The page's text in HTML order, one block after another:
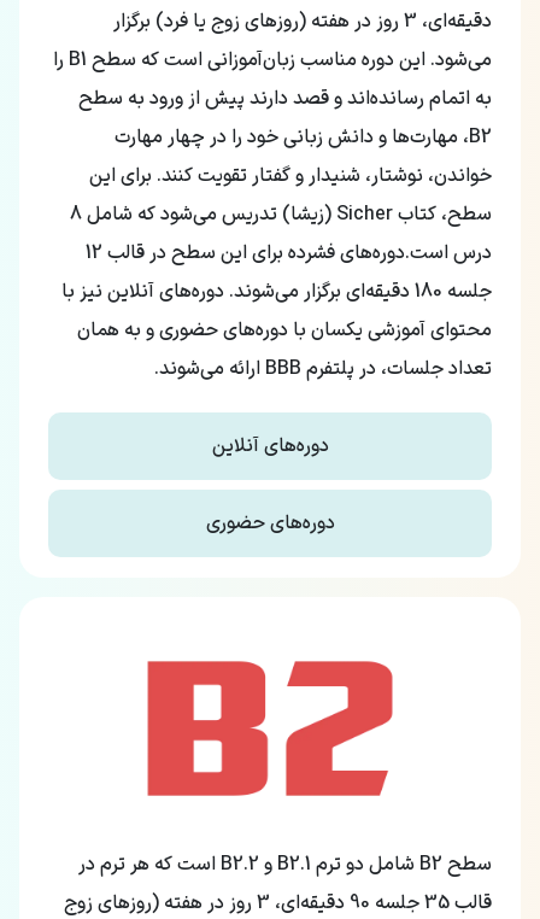
دقیقه‌ای، 3 روز در هفته (روزهای زوج یا فرد) برگزار
می‌شود. این دوره مناسب زبان‌آموزانی است که سطح B1 را
به اتمام رسانده‌اند و قصد دارند پیش از ورود به سطح
B2، مهارت‌ها و دانش زبانی خود را در چهار مهارت
خواندن، نوشتار، شنیدار و گفتار تقویت کنند. برای این
سطح، کتاب Sicher (زیشا) تدریس می‌شود که شامل 8
درس است.دوره‌های فشرده برای این سطح در قالب 12
جلسه 180 دقیقه‌ای برگزار می‌شوند. دوره‌های آنلاین نیز با
محتوای آموزشی یکسان با دوره‌های حضوری و به همان
تعداد جلسات، در پلتفرم BBB ارائه می‌شوند.
دوره‌های آنلاین
دوره‌های حضوری
سطح B2 شامل دو ترم B2.1 و B2.2 است که هر ترم در
قالب 35 جلسه 90 دقیقه‌ای، 3 روز در هفته (روزهای زوج